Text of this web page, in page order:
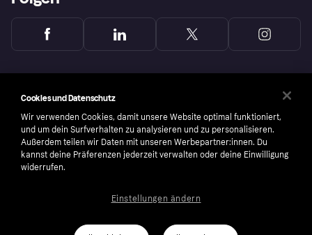
number: 556737-0431
Cookies und Datenschutz
Wir verwenden Cookies, damit unsere Website optimal funktioniert,
und um dein Surfverhalten zu analysieren und zu personalisieren.
Außerdem teilen wir Daten mit unseren Werbepartner:innen. Du
kannst deine Präferenzen jederzeit verwalten oder deine Einwilligung
widerrufen.
Einstellungen ändern